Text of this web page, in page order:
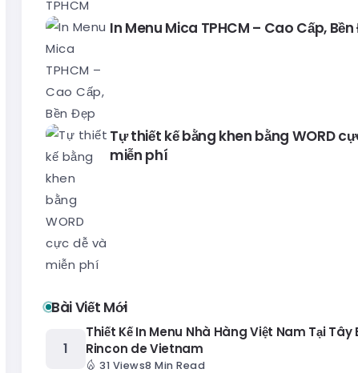
In Menu Mica TPHCM – Cao Cấp,
Tự thiết kế bằng khen bằng WORD
miễn phí
Bài Viết Mới
Thiết Kế In Menu Nhà Hàng Việt Nam Tại Tây
Rincon de Vietnam
31 Views8 Min Read